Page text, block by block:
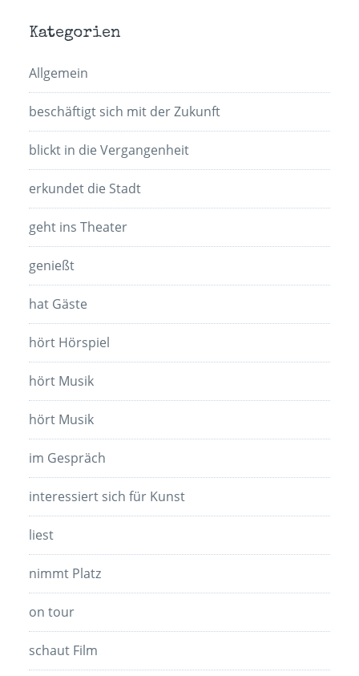
Kategorien
Allgemein
beschäftigt sich mit der Zukunft
blickt in die Vergangenheit
erkundet die Stadt
geht ins Theater
genießt
hat Gäste
hört Hörspiel
hört Musik
hört Musik
im Gespräch
interessiert sich für Kunst
liest
nimmt Platz
on tour
schaut Film